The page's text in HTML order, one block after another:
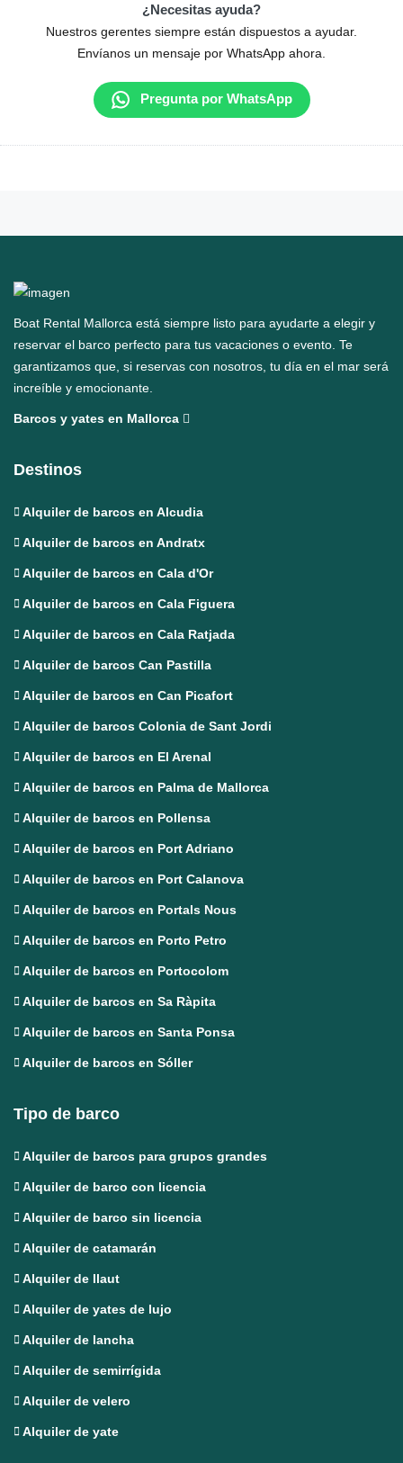
¿Necesitas ayuda?
Nuestros gerentes siempre están dispuestos a ayudar.
Envíanos un mensaje por WhatsApp ahora.
Pregunta por WhatsApp
Boat Rental Mallorca está siempre listo para ayudarte a elegir y
reservar el barco perfecto para tus vacaciones o evento. Te
garantizamos que, si reservas con nosotros, tu día en el mar será
increíble y emocionante.
Barcos y yates en Mallorca
Destinos
Alquiler de barcos en Alcudia
Alquiler de barcos en Andratx
Alquiler de barcos en Cala d'Or
Alquiler de barcos en Cala Figuera
Alquiler de barcos en Cala Ratjada
Alquiler de barcos Can Pastilla
Alquiler de barcos en Can Picafort
Alquiler de barcos Colonia de Sant Jordi
Alquiler de barcos en El Arenal
Alquiler de barcos en Palma de Mallorca
Alquiler de barcos en Pollensa
Alquiler de barcos en Port Adriano
Alquiler de barcos en Port Calanova
Alquiler de barcos en Portals Nous
Alquiler de barcos en Porto Petro
Alquiler de barcos en Portocolom
Alquiler de barcos en Sa Ràpita
Alquiler de barcos en Santa Ponsa
Alquiler de barcos en Sóller
Tipo de barco
Alquiler de barcos para grupos grandes
Alquiler de barco con licencia
Alquiler de barco sin licencia
Alquiler de catamarán
Alquiler de llaut
Alquiler de yates de lujo
Alquiler de lancha
Alquiler de semirrígida
Alquiler de velero
Alquiler de yate